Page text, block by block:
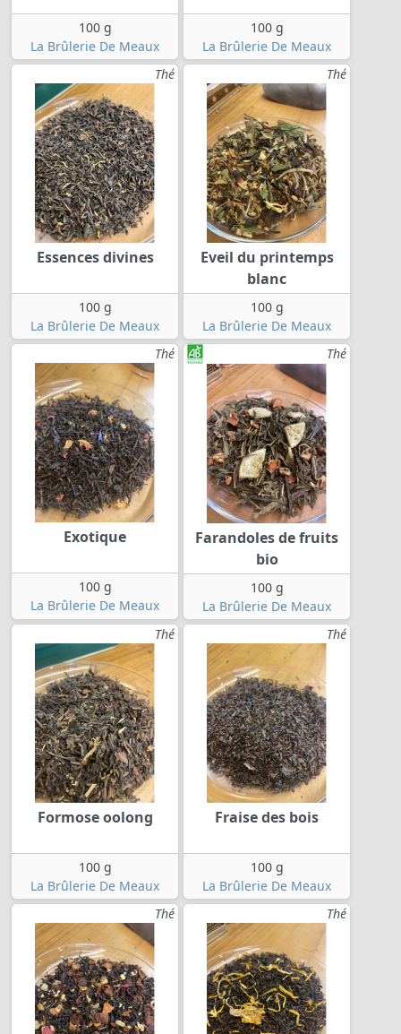
100 g
La Brûlerie De Meaux
100 g
La Brûlerie De Meaux
Thé
Essences divines
100 g
La Brûlerie De Meaux
Thé
Eveil du printemps
blanc
100 g
La Brûlerie De Meaux
Thé
Exotique
100 g
La Brûlerie De Meaux
Thé
Farandoles de fruits
bio
100 g
La Brûlerie De Meaux
Thé
Formose oolong
100 g
La Brûlerie De Meaux
Thé
Fraise des bois
100 g
La Brûlerie De Meaux
Thé
Thé